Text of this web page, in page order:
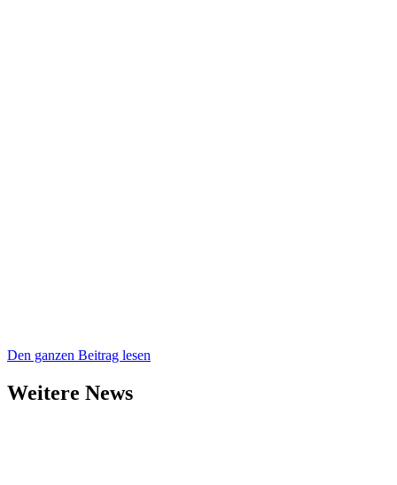
Den ganzen Beitrag lesen
Weitere News